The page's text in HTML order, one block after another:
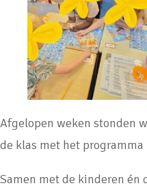
Afgelopen weken stonden
de klas met het programma
Samen met de kinderen én